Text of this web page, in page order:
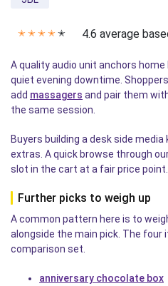
✭ ✭ ✭ ✭ ✭ 4.6 average
A quality audio unit anchors
quiet evening downtime.
add massagers and pair them
the same session.
Buyers building a desk side
extras. A quick browse through
slot in the cart at a fair price point.
Further picks to weigh up
A common pattern here is to
alongside the main pick. The
comparison set.
anniversary chocolate box